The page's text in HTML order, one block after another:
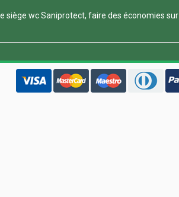
siège wcSaniprotect, faire des économies sur